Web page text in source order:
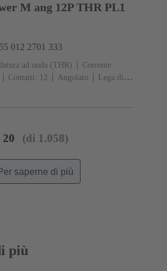
M ang 12P THR PL1
012 2701 333
ad onda (THR)
Corrente
Contatti: 12 Angolato
Lega di
20 (di 1.058)
saperne di più
più